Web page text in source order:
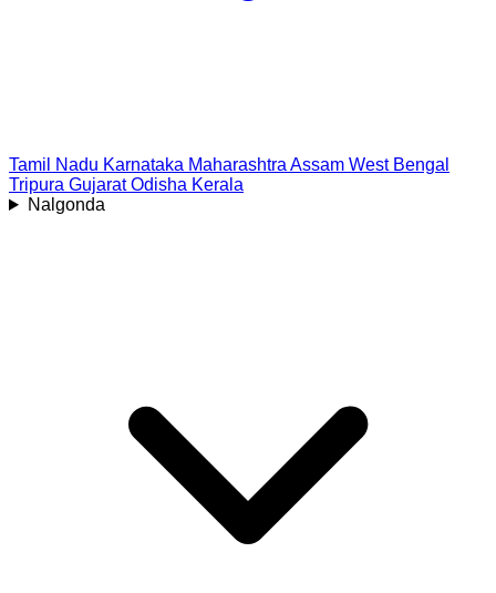
Tamil Nadu Karnataka Maharashtra Assam West Bengal
Tripura Gujarat Odisha Kerala
Nalgonda